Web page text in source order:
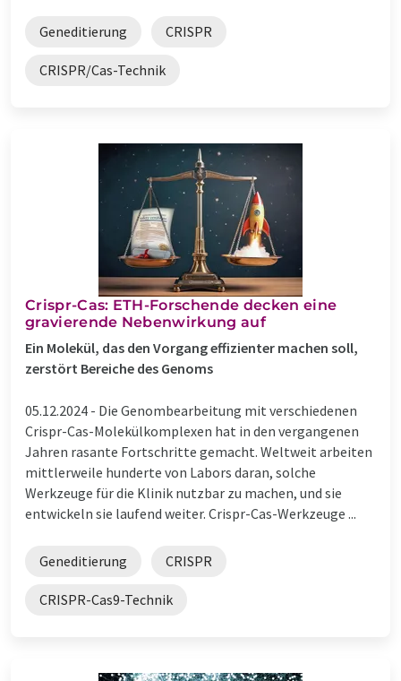
Geneditierung CRISPR
CRISPR/Cas-Technik
Crispr-Cas: ETH-Forschende decken eine
gravierende Nebenwirkung auf
Ein Molekül, das den Vorgang effizienter machen soll,
zerstört Bereiche des Genoms
05.12.2024 - Die Genombearbeitung mit verschiedenen
Crispr-Cas-Molekülkomplexen hat in den vergangenen
Jahren rasante Fortschritte gemacht. Weltweit arbeiten
mittlerweile hunderte von Labors daran, solche
Werkzeuge für die Klinik nutzbar zu machen, und sie
entwickeln sie laufend weiter. Crispr-Cas-Werkzeuge ...
Geneditierung CRISPR
CRISPR-Cas9-Technik